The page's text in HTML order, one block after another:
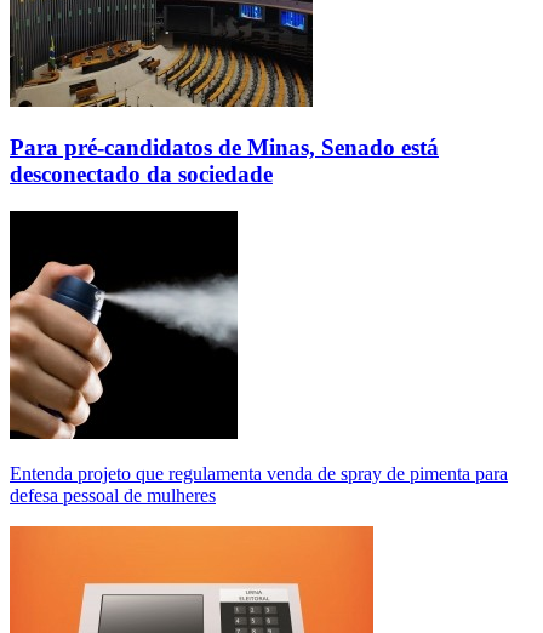
Para pré-candidatos de Minas, Senado está
desconectado da sociedade
Entenda projeto que regulamenta venda de spray de pimenta para
defesa pessoal de mulheres